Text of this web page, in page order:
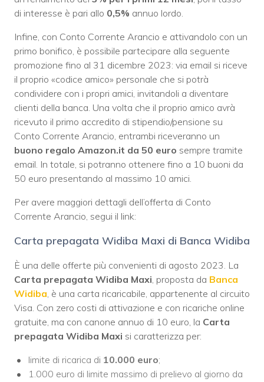
di interesse è pari allo 0,5% annuo lordo.
Infine, con Conto Corrente Arancio e attivandolo con un
primo bonifico, è possibile partecipare alla seguente
promozione fino al 31 dicembre 2023: via email si riceve
il proprio «codice amico» personale che si potrà
condividere con i propri amici, invitandoli a diventare
clienti della banca. Una volta che il proprio amico avrà
ricevuto il primo accredito di stipendio/pensione su
Conto Corrente Arancio, entrambi riceveranno un
buono regalo Amazon.it da 50 euro sempre tramite
email. In totale, si potranno ottenere fino a 10 buoni da
50 euro presentando al massimo 10 amici.
Per avere maggiori dettagli dell’offerta di Conto
Corrente Arancio, segui il link:
Carta prepagata Widiba Maxi di Banca Widiba
È una delle offerte più convenienti di agosto 2023. La
Carta prepagata Widiba Maxi , proposta da Banca
Widiba , è una carta ricaricabile, appartenente al circuito
Visa. Con zero costi di attivazione e con ricariche online
gratuite, ma con canone annuo di 10 euro, la Carta
prepagata Widiba Maxi si caratterizza per:
limite di ricarica di 10.000 euro;
1.000 euro di limite massimo di prelievo al giorno da